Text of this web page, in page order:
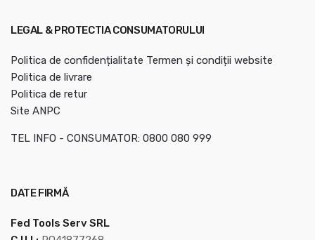
LEGAL & PROTECTIA CONSUMATORULUI
Politica de confidențialitate Termen și condiții website
Politica de livrare
Politica de retur
Site ANPC
TEL INFO - CONSUMATOR: 0800 080 999
DATE FIRMĂ
Fed Tools Serv SRL